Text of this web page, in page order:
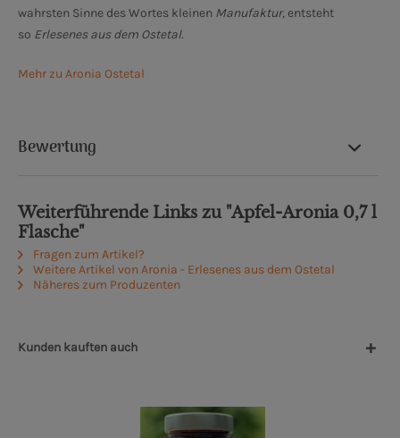
wahrsten Sinne des Wortes kleinen Manufaktur, entsteht
so Erlesenes aus dem Ostetal.
Mehr zu Aronia Ostetal
Bewertung
Weiterführende Links zu "Apfel-Aronia 0,7 l
Flasche"
Fragen zum Artikel?
Weitere Artikel von Aronia - Erlesenes aus dem Ostetal
Näheres zum Produzenten
Kunden kauften auch